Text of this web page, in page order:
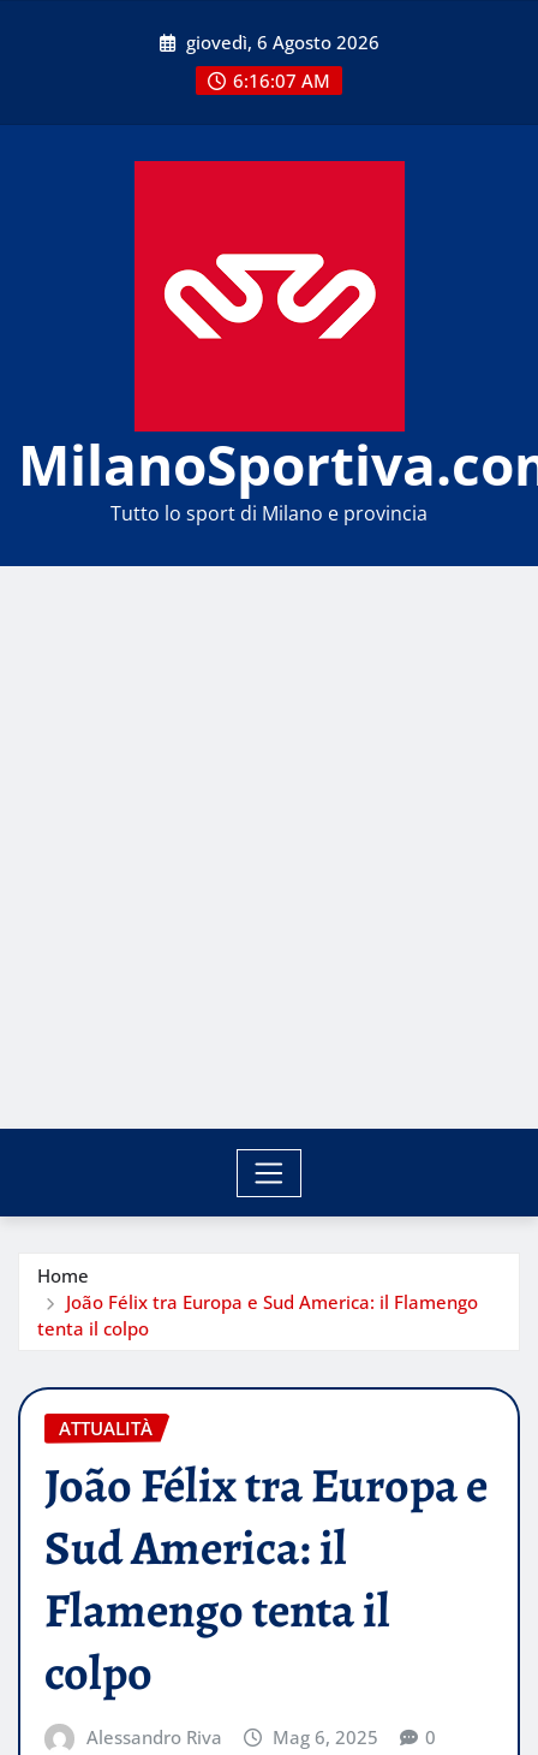
giovedì, 6 Agosto 2026
6:16:09 AM
Tutto lo sport di Milano e provincia
Home
João Félix tra Europa e Sud America: il Flamengo
tenta il colpo
ATTUALITÀ
João Félix tra Europa e
Sud America: il
Flamengo tenta il
colpo
Alessandro Riva Mag 6, 2025 0